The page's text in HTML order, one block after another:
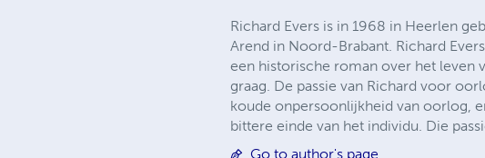
Richard Evers is in 1968 in Heerlen
Arend in Noord-Brabant. Richard
een historische roman over het leven
graag. De passie van Richard voor
koude onpersoonlijkheid van oorlog,
bittere einde van het individu. Die
Go to author's page